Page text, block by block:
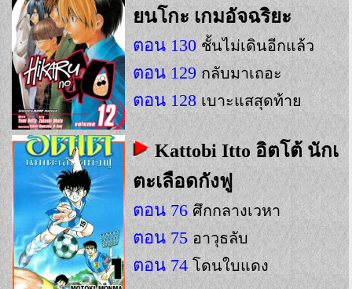
ยนโกะ เกมอัจฉริยะ
ตอน 130 ชั้นไม่เดินอีกแล้ว
ตอน 129 กลับมาเถอะ
ตอน 128 เบาะแสสุดท้าย
Kattobi Itto อิตโต้ นักเ
ตะเลือดกังฟู
ตอน 76 ศึกกลางเวหา
ตอน 75 อาวุธลับ
ตอน 74 โดนใบแดง